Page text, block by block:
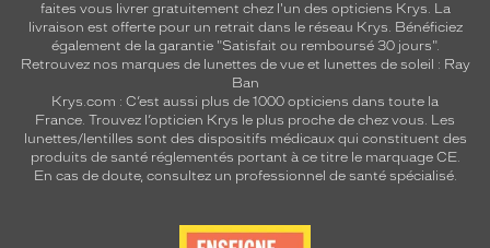
faites vous livrer gratuitement chez l'un des opticiens Krys. La
livraison est offerte pour un retrait dans le réseau Krys. Bénéficiez
également de la garantie "Satisfait ou remboursé 30 jours".
Retrouvez nos marques de lunettes de vue et lunettes de soleil : Ray
Ban
Krys.com : C’est aussi plus de 1000 opticiens dans toute la
France. Trouvez l’opticien Krys le plus proche de chez vous. Les
lunettes/lentilles sont des dispositifs médicaux qui constituent des
produits de santé réglementés portant à ce titre le marquage CE.
En cas de doute, consultez un professionnel de santé spécialisé.